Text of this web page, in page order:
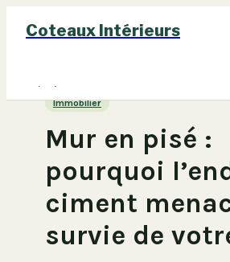
Coteaux Intérieurs
Bricolage
Jardinage
Immobilier
Mur en pisé :
pourquoi
ciment
survie de